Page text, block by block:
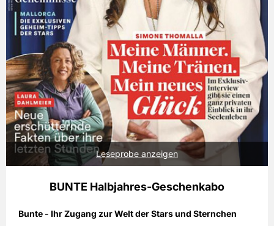
Leseprobe anzeigen
BUNTE Halbjahres-Geschenkabo
Bunte - Ihr Zugang zur Welt der Stars und Sternchen